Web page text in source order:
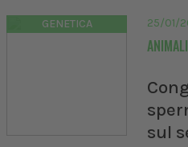
GENETICA 25/01/
sul
Roma